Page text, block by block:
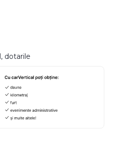
dotarile